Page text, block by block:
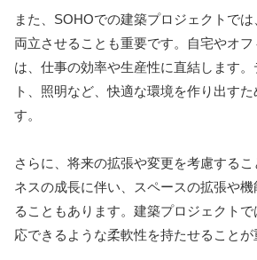
また、SOHOでの建築プロジェクトで
両立させることも重要です。自宅やオ
は、仕事の効率や生産性に直結します
ト、照明など、快適な環境を作り出す
す。
さらに、将来の拡張や変更を考慮する
ネスの成長に伴い、スペースの拡張や
ることもあります。建築プロジェクト
応できるような柔軟性を持たせることが